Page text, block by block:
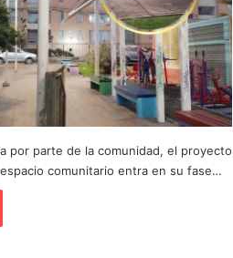
por parte de la comunidad, el proyecto
comunitario entra en su fase…